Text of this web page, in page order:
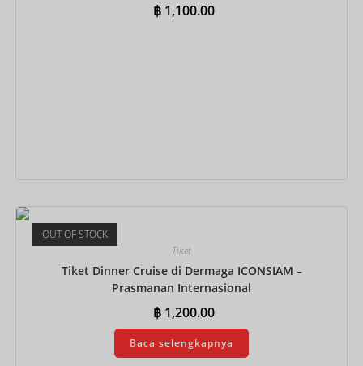
฿ 1,100.00
Tambah ke keranjang
OUT OF STOCK
Tiket
Tiket Dinner Cruise di Dermaga ICONSIAM –
Prasmanan Internasional
฿ 1,200.00
Baca selengkapnya